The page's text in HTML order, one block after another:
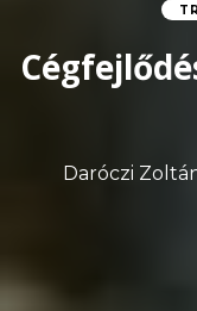
Daróczi